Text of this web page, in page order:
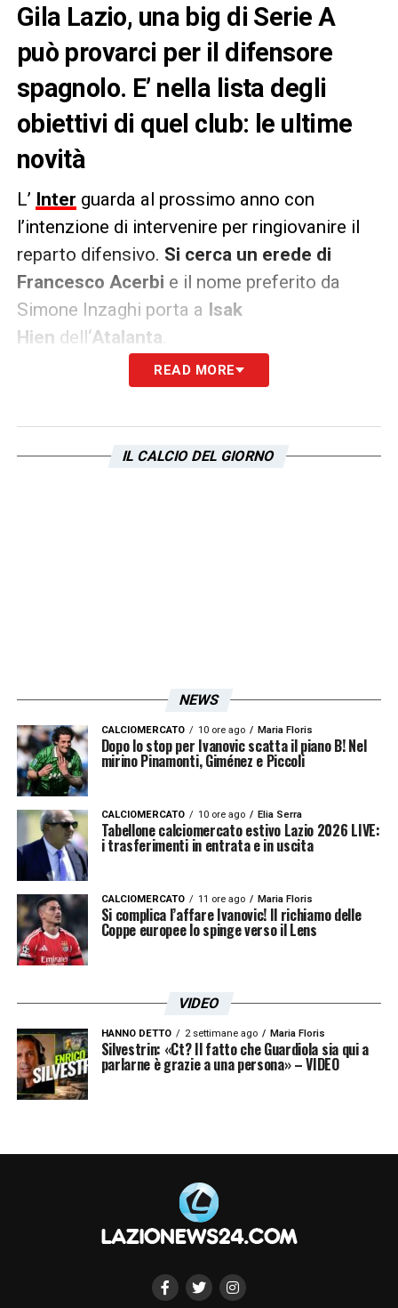
Gila Lazio, una big di Serie A
può provarci per il difensore
spagnolo. E’ nella lista degli
obiettivi di quel club: le ultime
novità
L’ Inter guarda al prossimo anno con
l’intenzione di intervenire per ringiovanire il
reparto difensivo. Si cerca un erede di
Francesco Acerbi e il nome preferito da
Simone Inzaghi porta a Isak
Hien dell‘Atalanta
Ma, come spiegaTuttosport, quello del
Liberazione. Ce ne sono altri due, sempre
READ MORE
IL CALCIO DEL GIORNO
NEWS
CALCIOMERCATO 10 ore ago Maria Floris
Dopo lo stop per Ivanovic scatta il piano B! Nel
mirino Pinamonti, Giménez e Piccoli
CALCIOMERCATO 10 ore ago Elia Serra
Tabellone calciomercato estivo Lazio 2026 LIVE:
i trasferimenti in entrata e in uscita
CALCIOMERCATO 11 ore ago Maria Floris
Si complica l’affare Ivanovic! Il richiamo delle
Coppe europee lo spinge verso il Lens
VIDEO
HANNO DETTO 2 settimane ago Maria Floris
Silvestrin: «Ct? Il fatto che Guardiola sia qui a
parlarne è grazie a una persona» – VIDEO